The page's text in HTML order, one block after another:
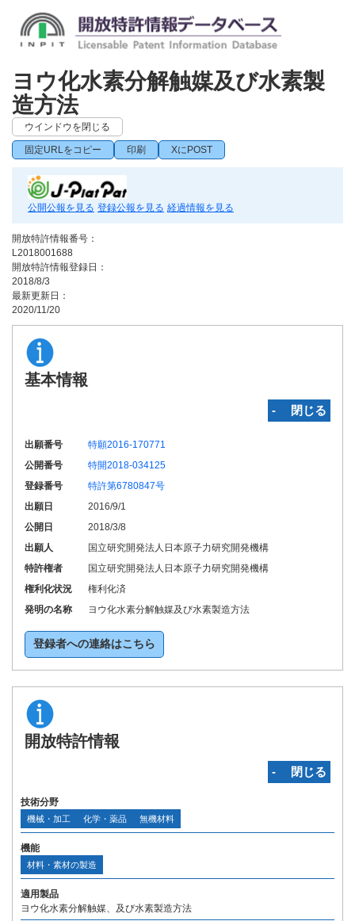
ヨウ化水素分解触媒及び水素製
造方法
ウインドウを閉じる
固定URLをコピー 印刷 XにPOST
公開公報を見る 登録公報を見る 経過情報を見る
開放特許情報番号：
L2018001688
開放特許情報登録日：
2018/8/3
最新更新日：
2020/11/20
基本情報
‐ 閉じる
出願番号
特願2016-170771
公開番号
特開2018-034125
登録番号
特許第6780847号
出願日
2016/9/1
公開日
2018/3/8
出願人
国立研究開発法人日本原子力研究開発機構
特許権者
国立研究開発法人日本原子力研究開発機構
権利化状況
権利化済
発明の名称
ヨウ化水素分解触媒及び水素製造方法
登録者への連絡はこちら
開放特許情報
‐ 閉じる
技術分野
機械・加工 化学・薬品 無機材料
機能
材料・素材の製造
適用製品
ヨウ化水素分解触媒、及び水素製造方法